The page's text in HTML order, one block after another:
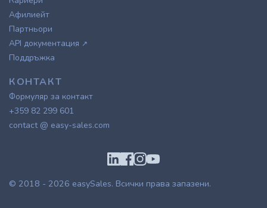
Афилиейт
Партньори
API документация ↗
Поддръжка
КОНТАКТ
Формуляр за контакт
+359 82 299 601
contact @ easy-sales.com
© 2018 - 2026 easySales. Всички права запазени.